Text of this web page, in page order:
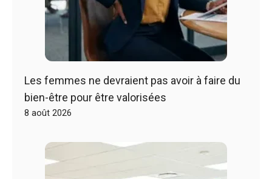
Les femmes ne devraient pas avoir à faire du
bien-être pour être valorisées
8 août 2026